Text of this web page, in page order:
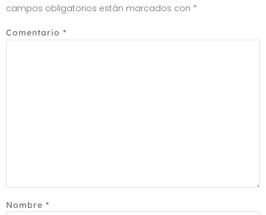
campos obligatorios están marcados con *
Comentario *
Nombre *